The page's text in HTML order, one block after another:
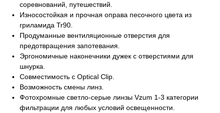
соревнований, путешествий.
Износостойкая и прочная оправа песочного цвета из
гриламида Tr90.
Продуманные вентиляционные отверстия для
предотвращения запотевания.
Эргономичные наконечники дужек с отверстиями для
шнурка.
Совместимость с Optical Clip.
Возможность смены линз.
Фотохромные светло-серые линзы Vzum 1-3 категории
фильтрации для любых условий освещенности.